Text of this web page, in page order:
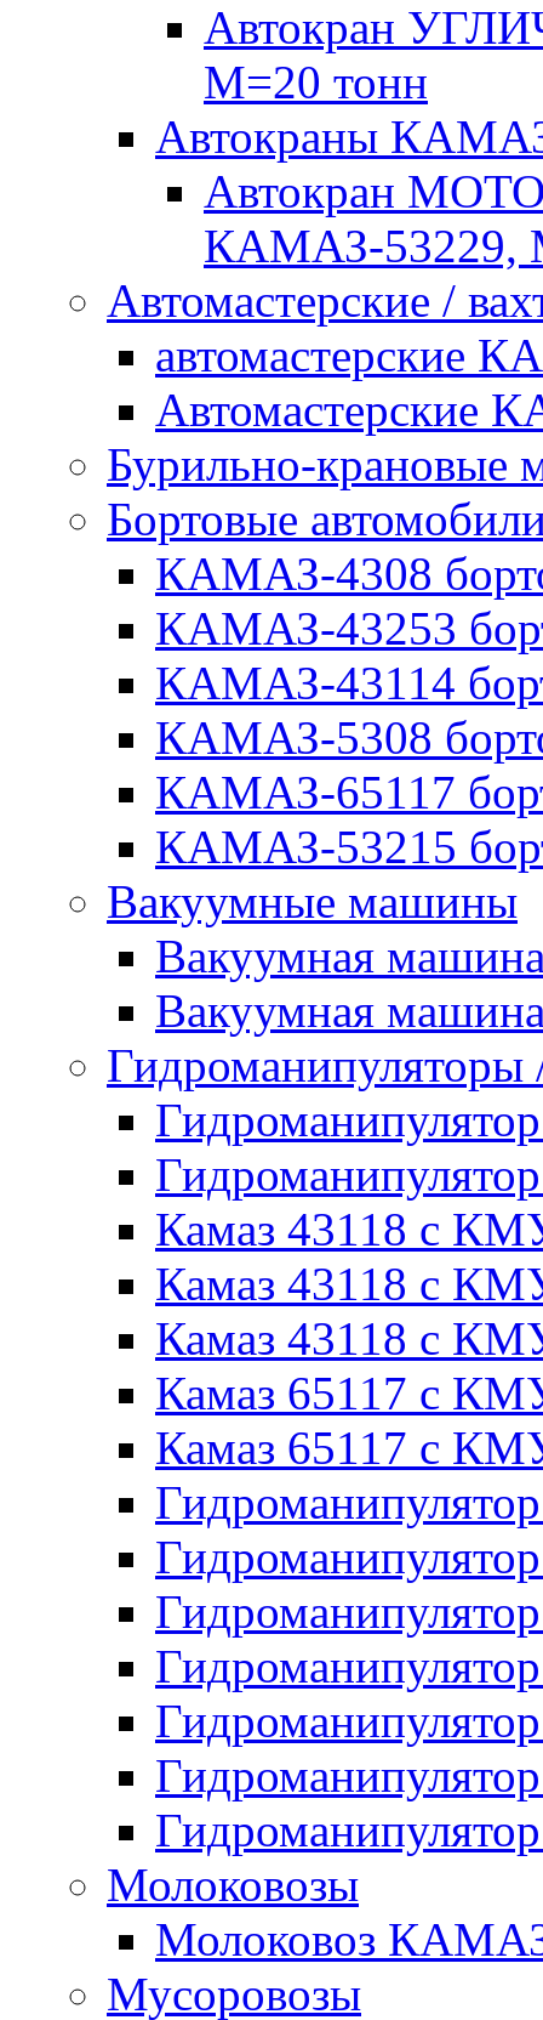
Автокран
М=20 тонн
Автокраны
Автокран
КАМАЗ-53229,
Автомастерские /
автомастерские
Автомастерские
Бурильно-крановые
Бортовые
КАМАЗ-4308
КАМАЗ-43253
КАМАЗ-43114
КАМАЗ-5308
КАМАЗ-65117
КАМАЗ-53215
Вакуумные машины
Вакуумная
Вакуумная
Камаз 43118 с
Камаз 43118 с
Камаз 43118 с
Камаз 65117 с
Камаз 65117 с
Молоковозы
Молоковоз
Мусоровозы